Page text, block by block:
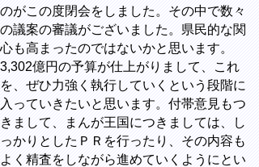
のがこの度閉会をしました。その中で数々
の議案の審議がございました。県民的な関
心も高まったのではないかと思います。
3,302億円の予算が仕上がりまして、これ
を、ぜひ力強く執行していくという段階に
入っていきたいと思います。付帯意見もつ
きまして、まんが王国につきましては、し
っかりとしたＰＲを行ったり、その内容も
よく精査をしながら進めていくようにとい